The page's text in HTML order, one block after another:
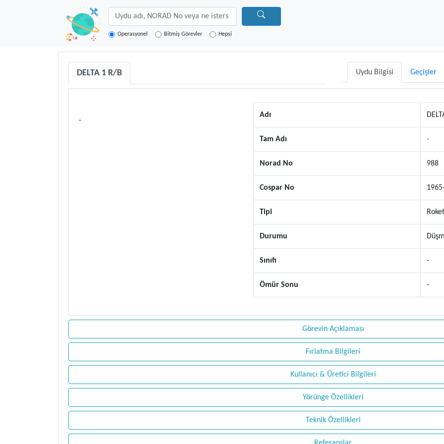
Operasyonel Bitmiş Görevler Hepsi
DELTA 1 R/B Uydu Bilgisi Geçişler
-
Adı
Tam Adı -
Norad No 988
Cospar No
Tipi
Durumu
Sınıfı -
Ömür Sonu -
Görevin Açıklaması
Fırlatma Bilgileri
Kullanıcı & Üretici Bilgileri
Yörünge Özellikleri
Teknik Özellikleri